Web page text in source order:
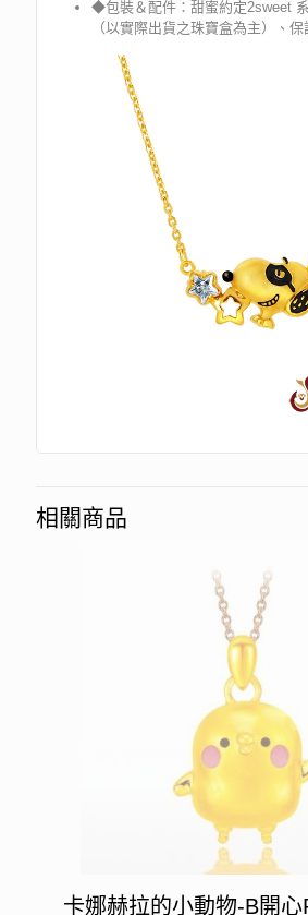
◆包裝＆配件：甜蜜約定2sweet
（以實際出貨之珠寶盒為主）、保
相關商品
卡娜赫拉的小動物-B開